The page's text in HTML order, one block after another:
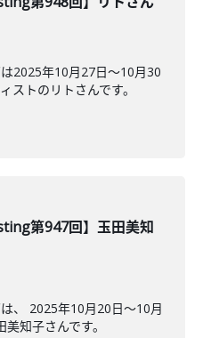
2025年10月27日〜10月30
ストのリトさんです。
第947回】玉田美知
、 2025年10月20日〜10月
知子さんです。